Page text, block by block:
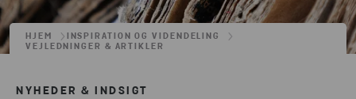
HJEM
INSPIRATION OG VIDENDELING
VEJLEDNINGER & ARTIKLER
NYHEDER & INDSIGT